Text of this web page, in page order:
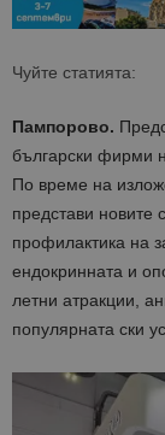
Чуйте статията:
Пампорово.
български фирми
По време на
представи новите
профилактика на
ендокринната и
летни атракции,
популярната ски